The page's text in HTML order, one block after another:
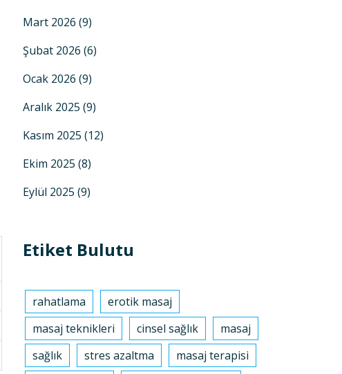
Mart 2026 (9)
Şubat 2026 (6)
Ocak 2026 (9)
Aralık 2025 (9)
Kasım 2025 (12)
Ekim 2025 (8)
Eylül 2025 (9)
Etiket Bulutu
rahatlama
erotik masaj
masaj teknikleri
cinsel sağlık
masaj
sağlık
stres azaltma
masaj terapisi